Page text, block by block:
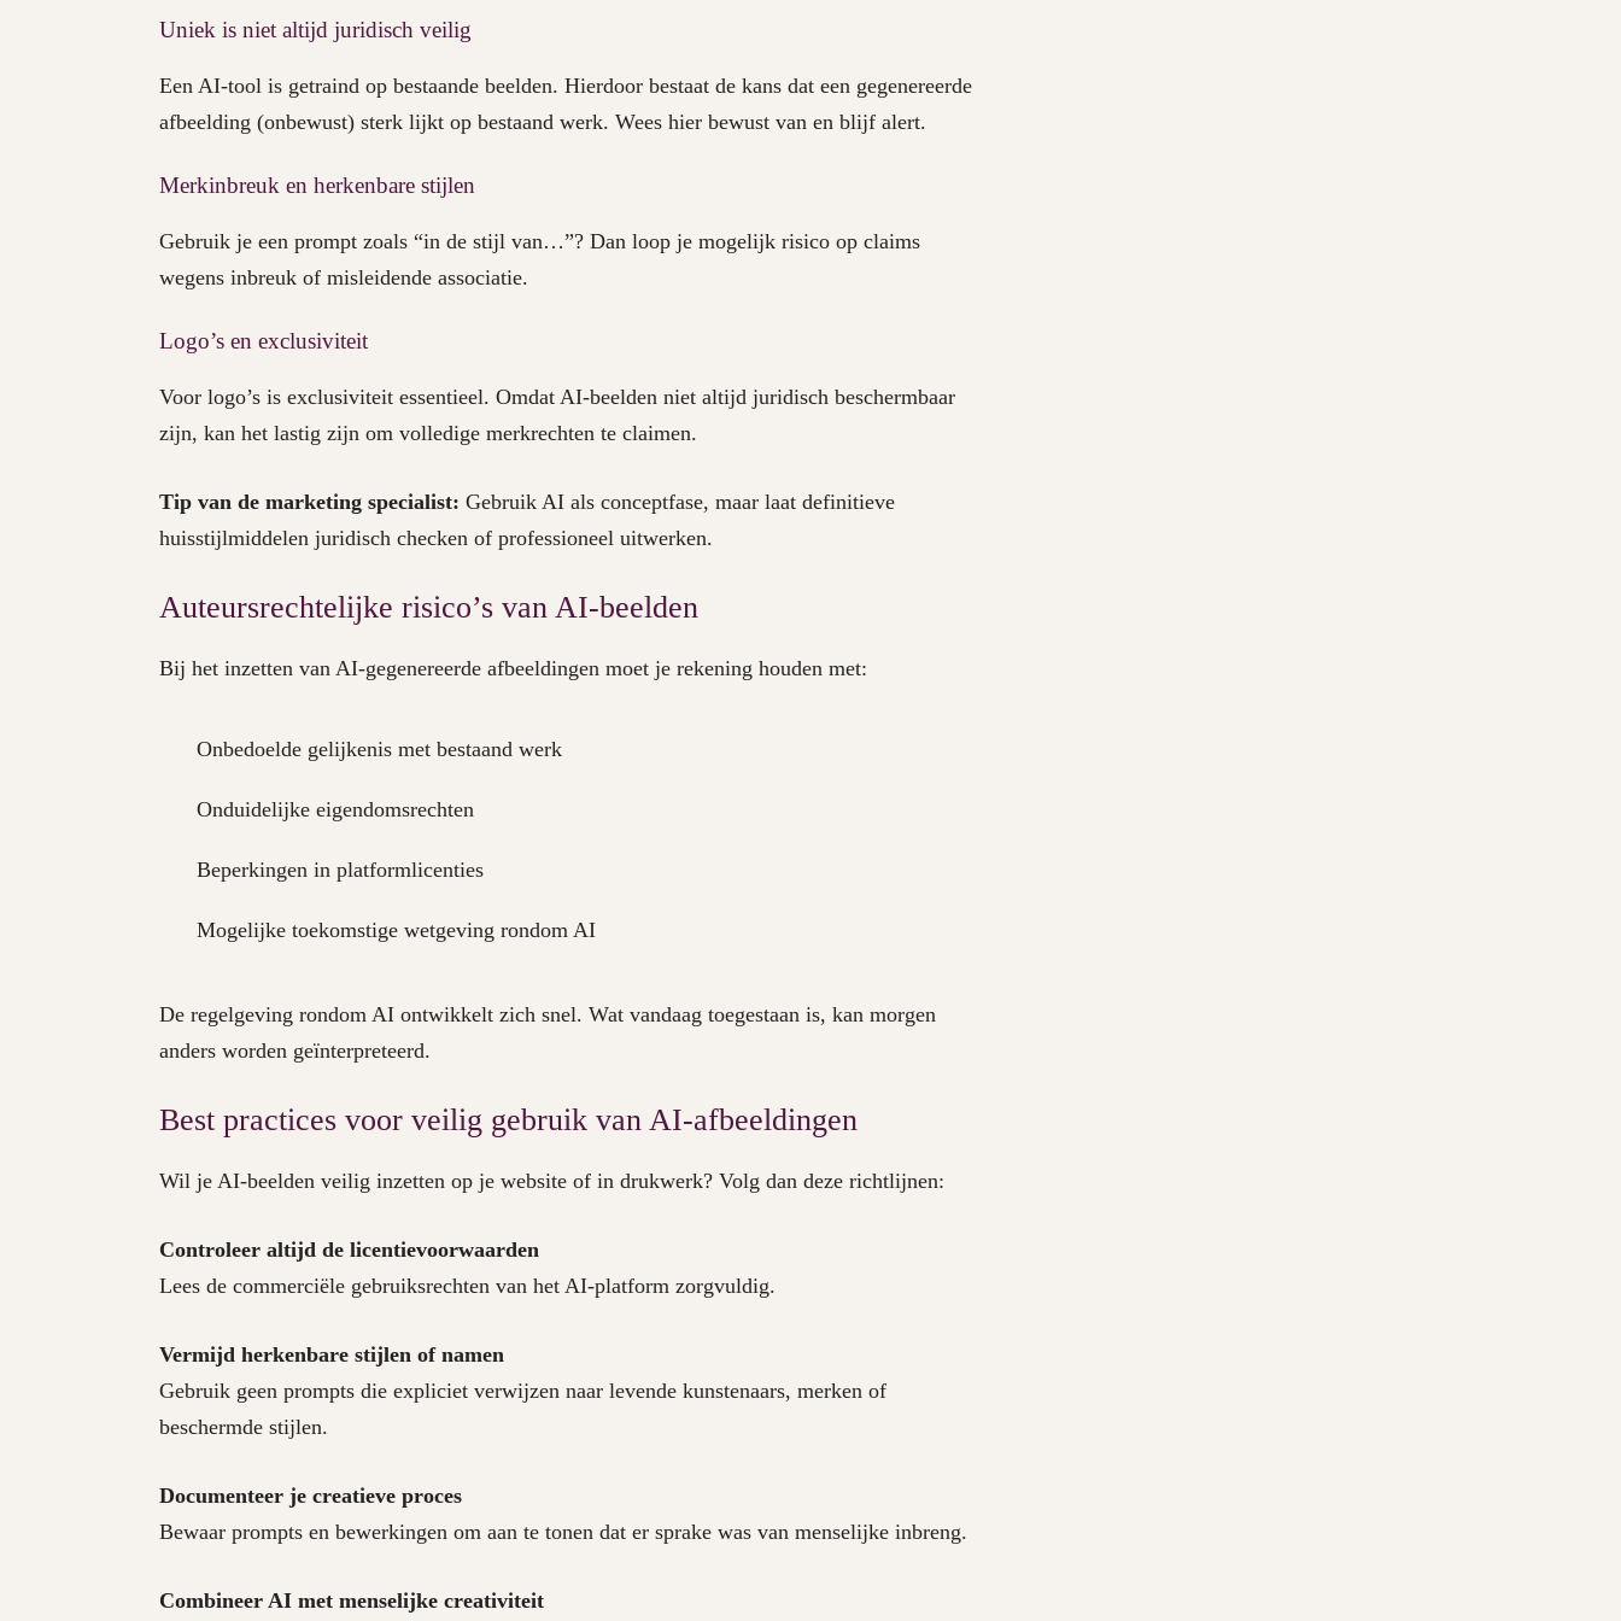
Uniek is niet altijd juridisch veilig
Een AI-tool is getraind op bestaande beelden. Hierdoor bestaat de kans dat een gegenereerde
afbeelding (onbewust) sterk lijkt op bestaand werk. Wees hier bewust van en blijf alert.
Merkinbreuk en herkenbare stijlen
Gebruik je een prompt zoals “in de stijl van…”? Dan loop je mogelijk risico op claims
wegens inbreuk of misleidende associatie.
Logo’s en exclusiviteit
Voor logo’s is exclusiviteit essentieel. Omdat AI-beelden niet altijd juridisch beschermbaar
zijn, kan het lastig zijn om volledige merkrechten te claimen.
Tip van de marketing specialist: Gebruik AI als conceptfase, maar laat definitieve
huisstijlmiddelen juridisch checken of professioneel uitwerken.
Auteursrechtelijke risico’s van AI-beelden
Bij het inzetten van AI-gegenereerde afbeeldingen moet je rekening houden met:
Onbedoelde gelijkenis met bestaand werk
Onduidelijke eigendomsrechten
Beperkingen in platformlicenties
Mogelijke toekomstige wetgeving rondom AI
De regelgeving rondom AI ontwikkelt zich snel. Wat vandaag toegestaan is, kan morgen
anders worden geïnterpreteerd.
Best practices voor veilig gebruik van AI-afbeeldingen
Wil je AI-beelden veilig inzetten op je website of in drukwerk? Volg dan deze richtlijnen:
Controleer altijd de licentievoorwaarden
Lees de commerciële gebruiksrechten van het AI-platform zorgvuldig.
Vermijd herkenbare stijlen of namen
Gebruik geen prompts die expliciet verwijzen naar levende kunstenaars, merken of
beschermde stijlen.
Documenteer je creatieve proces
Bewaar prompts en bewerkingen om aan te tonen dat er sprake was van menselijke inbreng.
Combineer AI met menselijke creativiteit